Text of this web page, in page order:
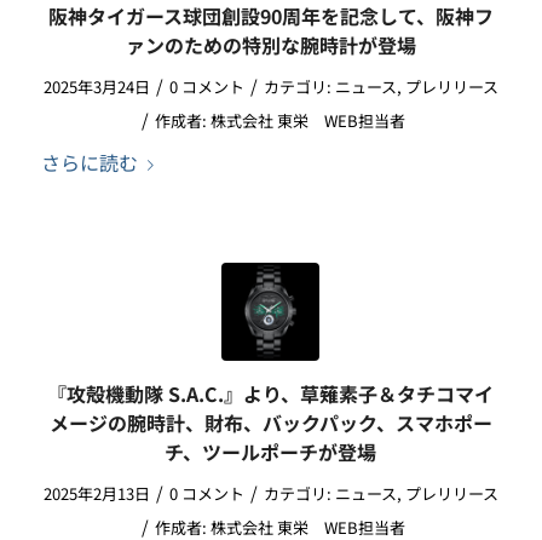
阪神タイガース球団創設90周年を記念して、阪神フ
ァンのための特別な腕時計が登場
2025年3月24日 / 0 コメント / カテゴリ: ニュース, プレリリース
/ 作成者:株式会社 東栄 WEB担当者
さらに読む
『攻殻機動隊 S.A.C.』より、草薙素子＆タチコマイ
メージの腕時計、財布、バックパック、スマホポー
チ、ツールポーチが登場
2025年2月13日 / 0 コメント / カテゴリ: ニュース, プレリリース
/ 作成者:株式会社 東栄 WEB担当者